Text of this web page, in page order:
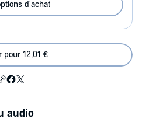
d'achat
pour 12,01 €
audio